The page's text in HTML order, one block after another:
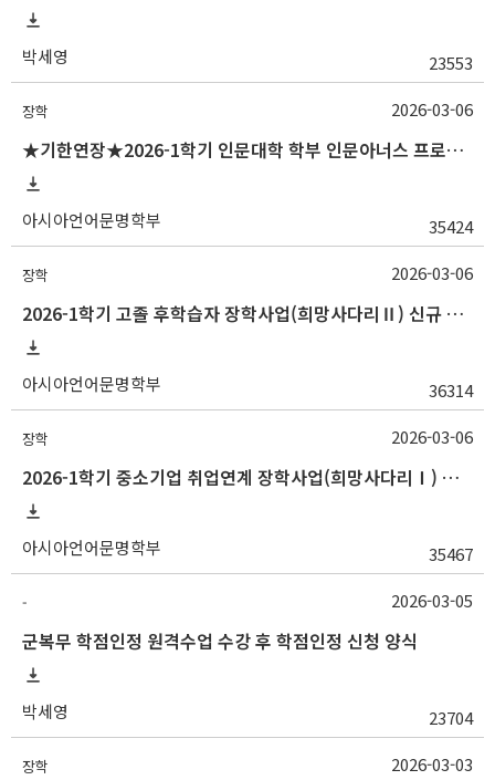
박세영 23553
장학
★기한연장★2026-1학기 인문대학 학부 인문아너스 프로그램 시행 알림(~3/20
아시아언어문명학부 35424
2026-03-06
장학
2026-1학기 고졸 후학습자 장학사업(희망사다리Ⅱ) 신규 장학생 선발 안내(~3/20 18:00)
아시아언어문명학부 36314
2026-03-06
장학
2026-1학기 중소기업 취업연계 장학사업(희망사다리Ⅰ) 신규 장학생 선발 안내(~3/20 18:00)
아시아언어문명학부 35467
2026-03-06
-
군복무 학점인정 원격수업 수강 후 학점인정 신청 양식
박세영 23704
2026-03-05
장학 2026-03-03